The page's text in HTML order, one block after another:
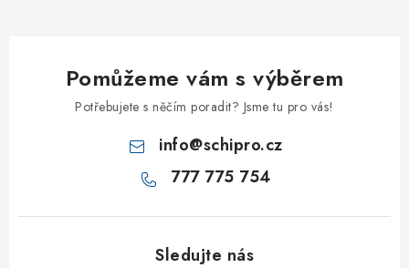
Pomůžeme vám s výběrem
Potřebujete s něčím poradit? Jsme tu pro vás!
info@schipro.cz
777 775 754